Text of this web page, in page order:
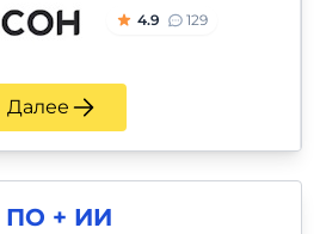
4.9 129
Далее
ПО + ИИ